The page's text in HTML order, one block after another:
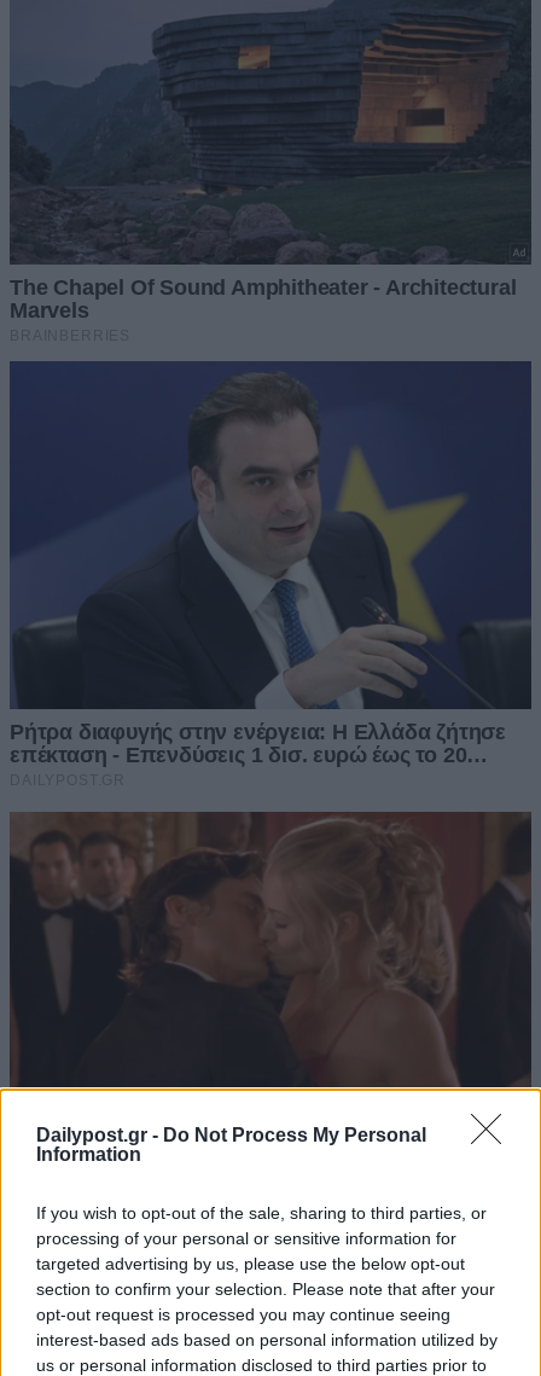
Dailypost.gr - Do Not Process My Personal
Information
If you wish to opt-out of the sale, sharing to third parties, or
processing of your personal or sensitive information for
targeted advertising by us, please use the below opt-out
section to confirm your selection. Please note that after your
opt-out request is processed you may continue seeing
interest-based ads based on personal information utilized by
us or personal information disclosed to third parties prior to